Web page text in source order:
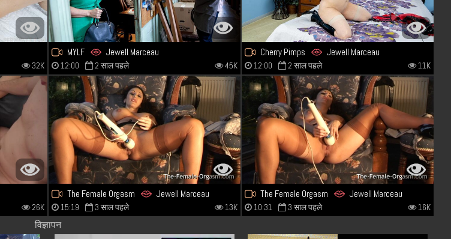
32K
MYLF Jewell Marceau
12:00 2 साल पहले 45K
Cherry Pimps Jewell Marceau
12:00 2 साल पहले 11K
26K
The Female Orgasm Jewell Marceau
15:19 3 साल पहले 13K
The Female Orgasm Jewell Marceau
10:31 3 साल पहले 16K
विज्ञापन